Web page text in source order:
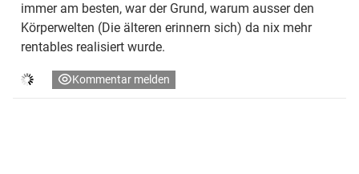
immer am besten, war der Grund, warum ausser den
Körperwelten (Die älteren erinnern sich) da nix mehr
rentables realisiert wurde.
Kommentar melden